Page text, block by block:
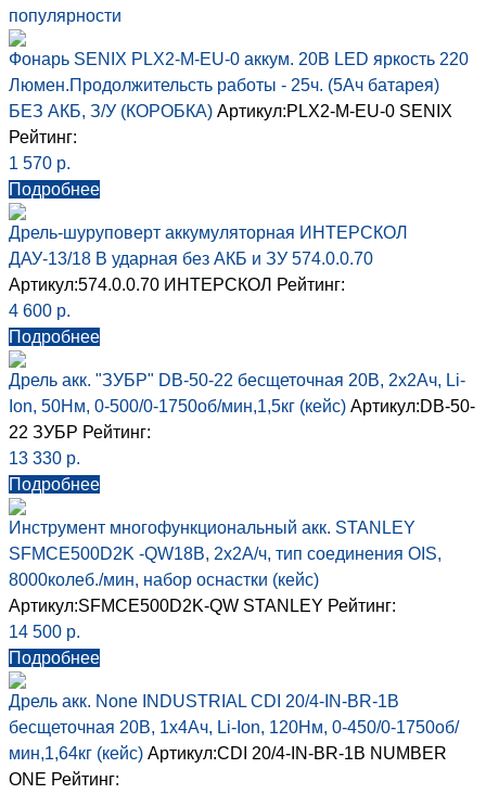
популярности
Фонарь SENIX PLX2-M-EU-0 аккум. 20В LED яркость 220
Люмен.Продолжительсть работы - 25ч. (5Ач батарея)
БЕЗ АКБ, З/У (КОРОБКА) Артикул:PLX2-M-EU-0 SENIX
Рейтинг:
1 570 р.
Подробнее
Дрель-шуруповерт аккумуляторная ИНТЕРСКОЛ
ДАУ-13/18 В ударная без АКБ и ЗУ 574.0.0.70
Артикул:574.0.0.70 ИНТЕРСКОЛ Рейтинг:
4 600 р.
Подробнее
Дрель акк. "ЗУБР" DB-50-22 бесщеточная 20В, 2х2Ач, Li-
Ion, 50Нм, 0-500/0-1750об/мин,1,5кг (кейс) Артикул:DB-50-
22 ЗУБР Рейтинг:
13 330 р.
Подробнее
Инструмент многофункциональный акк. STANLEY
SFMCE500D2K -QW18В, 2х2А/ч, тип соединения OIS,
8000колеб./мин, набор оснастки (кейс)
Артикул:SFMCE500D2K-QW STANLEY Рейтинг:
14 500 р.
Подробнее
Дрель акк. None INDUSTRIAL CDI 20/4-IN-BR-1B
бесщеточная 20В, 1х4Ач, Li-Ion, 120Нм, 0-450/0-1750об/
мин,1,64кг (кейс) Артикул:CDI 20/4-IN-BR-1B NUMBER
ONE Рейтинг: